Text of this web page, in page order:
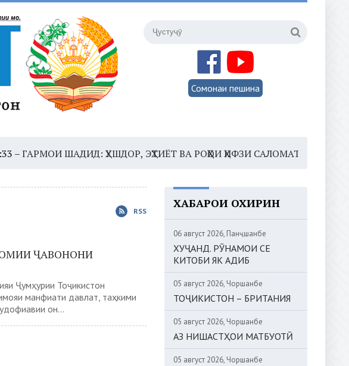
Сомонаи пешина
ШАДИД: ҲУШДОР, ЭҲТИЁТ ВА РОҲҲОИ ҲИФЗИ САЛОМАТӢ16:35 –
RSS
ҶАВОНОНИ
Ҷумҳурии Тоҷикистон
манфиати давлат, таҳкими
он...
ХАБАРҲОИ ОХИРИН
06 август 2026, Панҷшанбе
ХУҶАНД. РӮНАМОИ СЕ
КИТОБИ ЯК АДИБ
05 август 2026, Чоршанбе
ТОҶИКИСТОН – БРИТАНИЯ
05 август 2026, Чоршанбе
АЗ НИШАСТҲОИ МАТБУОТӢ
05 август 2026, Чоршанбе